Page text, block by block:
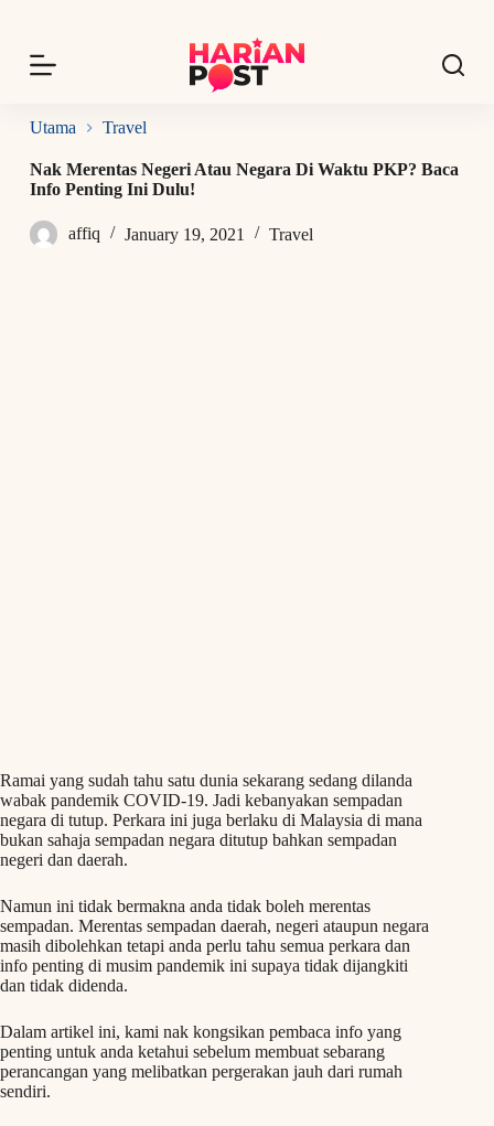
p
o
o
n
n
Utama Travel
Nak Merentas Negeri Atau Negara Di Waktu PKP? Baca
Info Penting Ini Dulu!
affiq January 19, 2021 Travel
Ramai yang sudah tahu satu dunia sekarang sedang dilanda
wabak pandemik COVID-19. Jadi kebanyakan sempadan
negara di tutup. Perkara ini juga berlaku di Malaysia di mana
bukan sahaja sempadan negara ditutup bahkan sempadan
negeri dan daerah.
Namun ini tidak bermakna anda tidak boleh merentas
sempadan. Merentas sempadan daerah, negeri ataupun negara
masih dibolehkan tetapi anda perlu tahu semua perkara dan
info penting di musim pandemik ini supaya tidak dijangkiti
dan tidak didenda.
Dalam artikel ini, kami nak kongsikan pembaca info yang
penting untuk anda ketahui sebelum membuat sebarang
perancangan yang melibatkan pergerakan jauh dari rumah
sendiri.